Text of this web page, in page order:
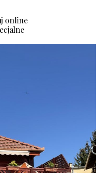
online